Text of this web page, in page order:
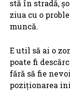
stă în stradă,
ziua cu o
muncă.
E util să ai o
poate fi
fără să fie
poziționarea